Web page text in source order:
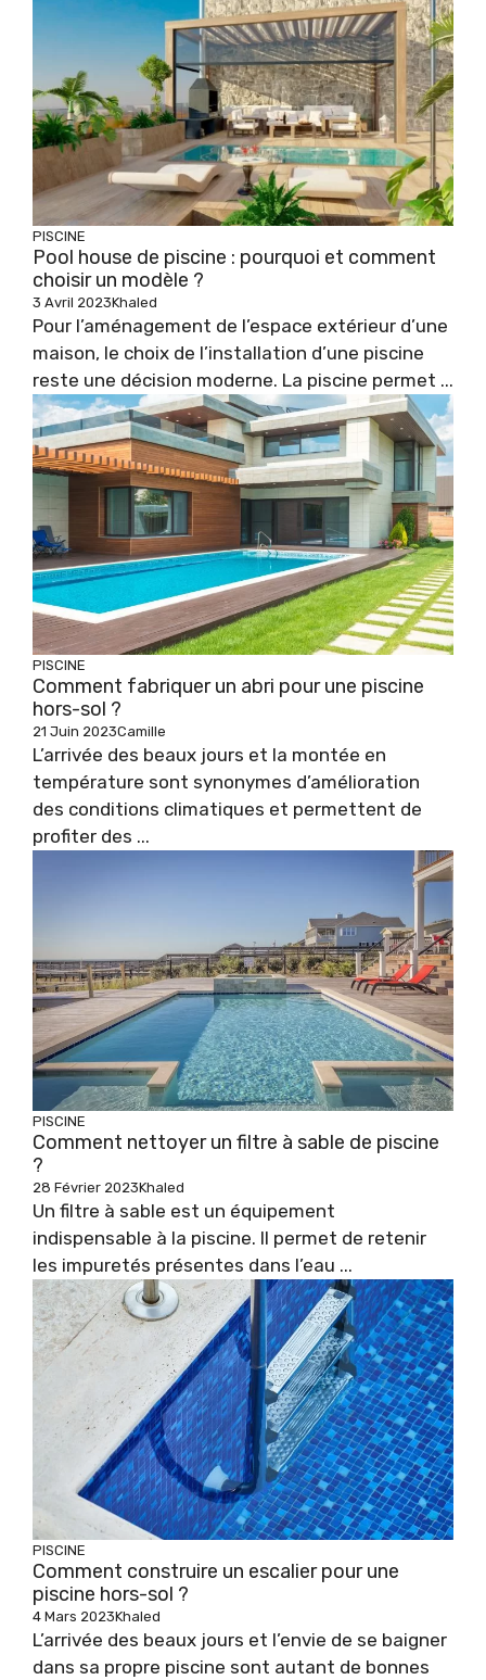
PISCINE
Pool house de piscine : pourquoi et comment
choisir un modèle ?
3 Avril 2023Khaled
Pour l’aménagement de l’espace extérieur d’une
maison, le choix de l’installation d’une piscine
reste une décision moderne. La piscine permet ...
PISCINE
Comment fabriquer un abri pour une piscine
hors-sol ?
21 Juin 2023Camille
L’arrivée des beaux jours et la montée en
température sont synonymes d’amélioration
des conditions climatiques et permettent de
profiter des ...
PISCINE
Comment nettoyer un filtre à sable de piscine
?
28 Février 2023Khaled
Un filtre à sable est un équipement
indispensable à la piscine. Il permet de retenir
les impuretés présentes dans l’eau ...
PISCINE
Comment construire un escalier pour une
piscine hors-sol ?
4 Mars 2023Khaled
L’arrivée des beaux jours et l’envie de se baigner
dans sa propre piscine sont autant de bonnes